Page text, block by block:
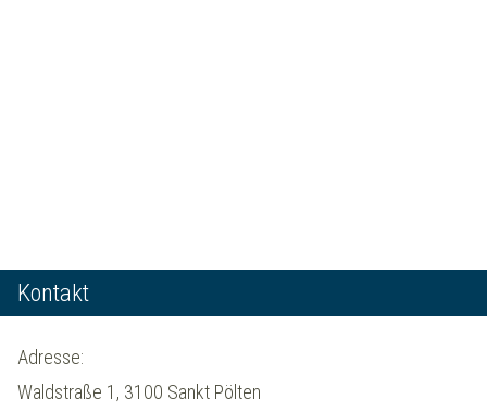
Kontakt
Adresse:
Waldstraße 1, 3100 Sankt Pölten